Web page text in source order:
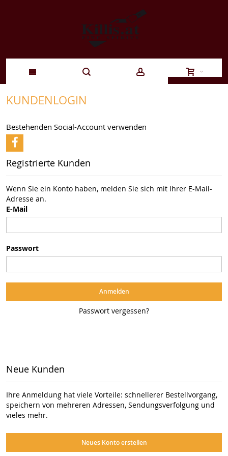
Zum
springen
KUNDENLOGIN
Bestehenden Social-Account verwenden
Registrierte Kunden
Wenn Sie ein Konto haben, melden Sie sich mit Ihrer E-Mail-
Adresse an.
E-Mail
Passwort
Anmelden
Passwort vergessen?
Neue Kunden
Ihre Anmeldung hat viele Vorteile: schnellerer Bestellvorgang,
speichern von mehreren Adressen, Sendungsverfolgung und
vieles mehr.
Neues Konto erstellen